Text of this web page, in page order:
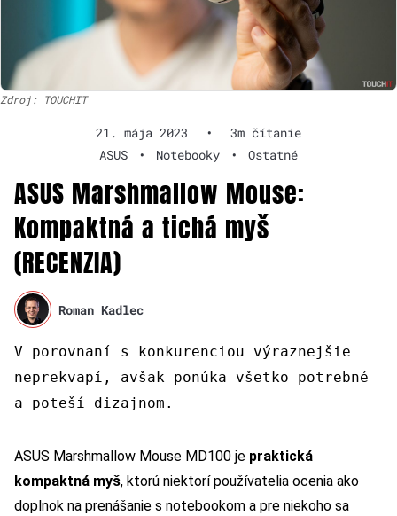
Zdroj: TOUCHIT
21. mája 2023 •
3m čítanie
ASUS
• Notebooky • Ostatné
ASUS Marshmallow Mouse:
Kompaktná a tichá myš
(RECENZIA)
Roman Kadlec
V porovnaní s konkurenciou výraznejšie
neprekvapí, avšak ponúka všetko potrebné
a poteší dizajnom.
ASUS Marshmallow Mouse MD100 je praktická
kompaktná myš, ktorú niektorí používatelia ocenia ako
doplnok na prenášanie s notebookom a pre niekoho sa